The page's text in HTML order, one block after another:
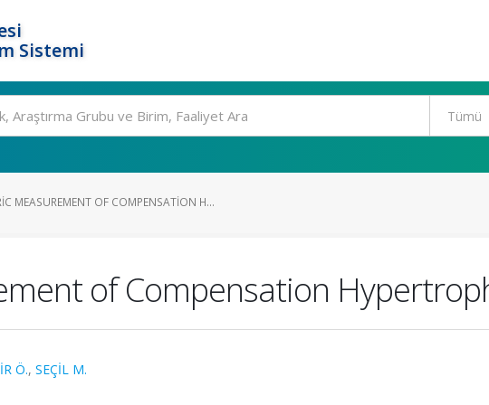
Sistemi
MEASUREMENT OF COMPENSATION H...
of Compensation
Ö., SEÇİL M.